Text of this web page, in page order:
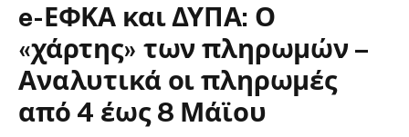
e-ΕΦΚΑ και ΔΥΠΑ: Ο
«χάρτης» των πληρωμών –
Αναλυτικά οι πληρωμές
από 4 έως 8 Μάϊου